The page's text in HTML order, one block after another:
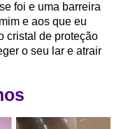
foi e uma barreira
e aos que eu
cristal de proteção
o seu lar e atrair